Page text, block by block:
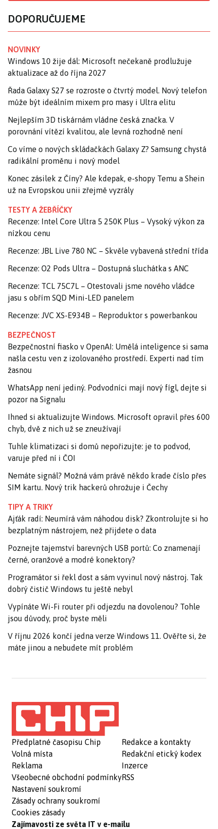
DOPORUČUJEME
NOVINKY
Windows 10 žije dál: Microsoft nečekaně prodlužuje
aktualizace až do října 2027
Řada Galaxy S27 se rozroste o čtvrtý model. Nový telefon
může být ideálním mixem pro masy i Ultra elitu
Nejlepším 3D tiskárnám vládne česká značka. V
porovnání vítězí kvalitou, ale levná rozhodně není
Co víme o nových skládačkách Galaxy Z? Samsung chystá
radikální proměnu i nový model
Konec zásilek z Číny? Ale kdepak, e-shopy Temu a Shein
už na Evropskou unii zřejmě vyzrály
TESTY A ŽEBŘÍČKY
Recenze: Intel Core Ultra 5 250K Plus – Vysoký výkon za
nízkou cenu
Recenze: JBL Live 780 NC – Skvěle vybavená střední třída
Recenze: O2 Pods Ultra – Dostupná sluchátka s ANC
Recenze: TCL 75C7L – Otestovali jsme nového vládce
jasu s obřím SQD Mini-LED panelem
Recenze: JVC XS-E934B – Reproduktor s powerbankou
BEZPEČNOST
Bezpečnostní fiasko v OpenAI: Umělá inteligence si sama
našla cestu ven z izolovaného prostředí. Experti nad tím
žasnou
WhatsApp není jediný. Podvodníci mají nový fígl, dejte si
pozor na Signalu
Ihned si aktualizujte Windows. Microsoft opravil přes 600
chyb, dvě z nich už se zneužívají
Tuhle klimatizaci si domů nepořizujte: je to podvod,
varuje před ní i ČOI
Nemáte signál? Možná vám právě někdo krade číslo přes
SIM kartu. Nový trik hackerů ohrožuje i Čechy
TIPY A TRIKY
Ajťák radí: Neumírá vám náhodou disk? Zkontrolujte si ho
bezplatným nástrojem, než přijdete o data
Poznejte tajemství barevných USB portů: Co znamenají
černé, oranžové a modré konektory?
Programátor si řekl dost a sám vyvinul nový nástroj. Tak
dobrý čistič Windows tu ještě nebyl
Vypínáte Wi-Fi router při odjezdu na dovolenou? Tohle
jsou důvody, proč byste měli
V říjnu 2026 končí jedna verze Windows 11. Ověřte si, že
máte jinou a nebudete mít problém
Předplatné časopisu Chip
Volná místa
Reklama
Všeobecné obchodní podmínky
Nastavení soukromí
Zásady ochrany soukromí
Cookies zásady
Redakce a kontakty
Redakční etický kodex
Inzerce
RSS
Zajímavosti ze světa IT v e-mailu